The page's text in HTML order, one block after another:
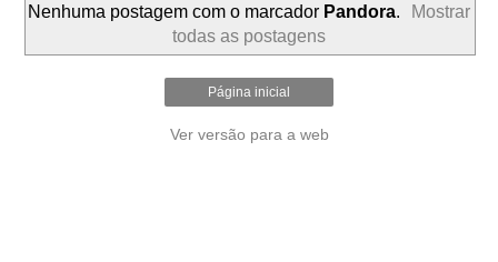
Nenhuma postagem com o marcador Pandora.
Mostrar
todas as postagens
Página inicial
Ver versão para a web